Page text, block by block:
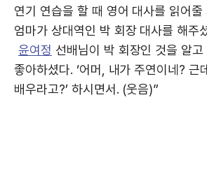
연기 연습을 할 때 영어 대사를 읽어줄
엄마가 상대역인 박 회장 대사를 해주
윤여정 선배님이 박 회장인 것을 알
좋아하셨다. ‘어머, 내가 주연이네? 근
배우라고?’ 하시면서. (웃음)”